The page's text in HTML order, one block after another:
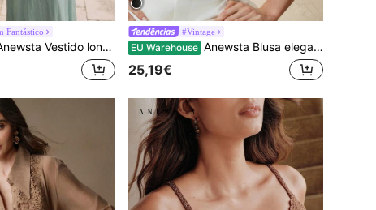
Fantástico
Vestido longo feminino com decote cruzado, pregas, cintura ajustada, corte em A, brilhante, elegante, para festa e casual, roupa de verão para férias
#Vintage
EU Warehouse Anewsta Blusa elegante de linho com bordado vazado e gola listrada, manga curta, para mulheres, primavera/verão
25,19€